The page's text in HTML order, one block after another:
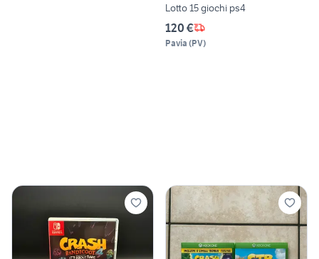
Lotto 15 giochi ps4
120 €
Pavia (PV)